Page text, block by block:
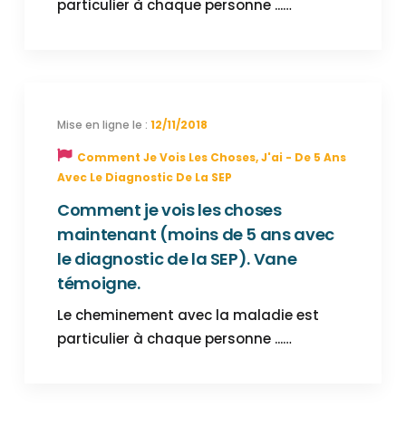
particulier à chaque personne ...…
12/11/2018
Comment Je Vois Les Choses, J'ai - De 5 Ans
Avec Le Diagnostic De La SEP
Comment je vois les choses
maintenant (moins de 5 ans avec
le diagnostic de la SEP). Vane
témoigne.
Le cheminement avec la maladie est
particulier à chaque personne ...…